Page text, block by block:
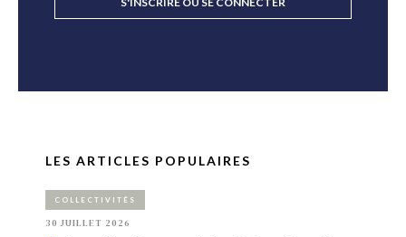
LES ARTICLES POPULAIRES
COLLECTIVITÉS
30 JUILLET 2026